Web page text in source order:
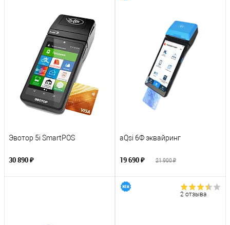
Эвотор 5i SmartPOS
30 890 ₽
aQsi 6Ф эквайринг
19 690 ₽ 21 900 ₽
2 отзыва